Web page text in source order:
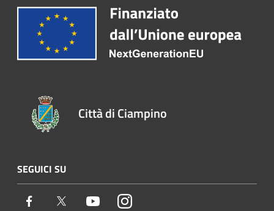
Città di Ciampino
SEGUICI SU
Facebook Twitter YoutubeInstagram